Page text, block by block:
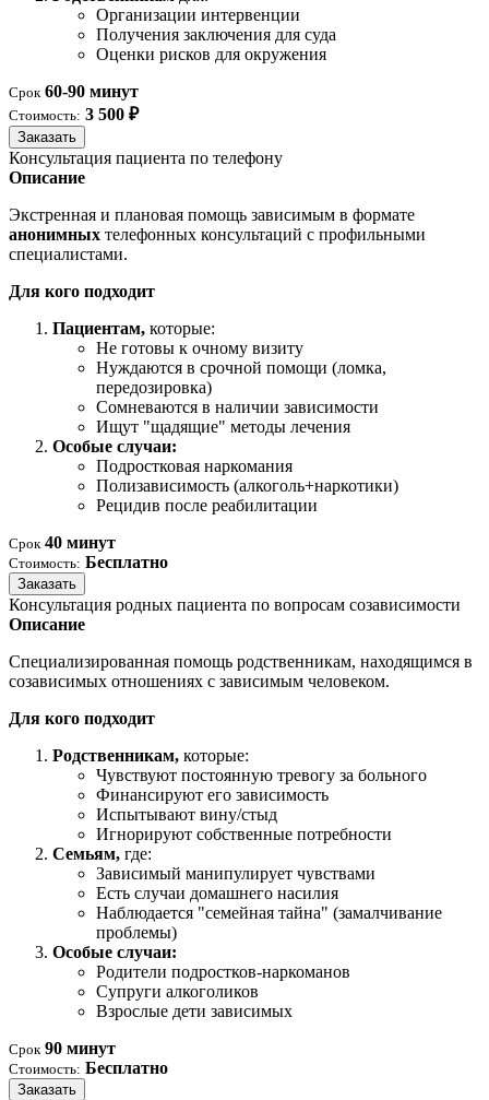
Организации интервенции
Получения заключения для суда
Оценки рисков для окружения
Срок 60-90 минут
Стоимость: 3 500 ₽
Заказать
Консультация пациента по телефону
Описание
Экстренная и плановая помощь зависимым в формате
анонимных телефонных консультаций с профильными
специалистами.
Для кого подходит
Пациентам, которые:
Не готовы к очному визиту
Нуждаются в срочной помощи (ломка,
передозировка)
Сомневаются в наличии зависимости
Ищут "щадящие" методы лечения
Особые случаи:
Подростковая наркомания
Полизависимость (алкоголь+наркотики)
Рецидив после реабилитации
Срок 40 минут
Стоимость: Бесплатно
Заказать
Консультация родных пациента по вопросам созависимости
Описание
Специализированная помощь родственникам, находящимся в
созависимых отношениях с зависимым человеком.
Для кого подходит
Родственникам, которые:
Чувствуют постоянную тревогу за больного
Финансируют его зависимость
Испытывают вину/стыд
Игнорируют собственные потребности
Семьям, где:
Зависимый манипулирует чувствами
Есть случаи домашнего насилия
Наблюдается "семейная тайна" (замалчивание
проблемы)
Особые случаи:
Родители подростков-наркоманов
Супруги алкоголиков
Взрослые дети зависимых
Срок 90 минут
Стоимость: Бесплатно
Заказать